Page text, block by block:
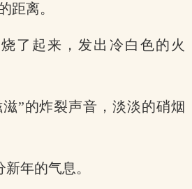
距离。
了起来，发出冷白色的火
”的炸裂声音，淡淡的硝烟
年的气息。